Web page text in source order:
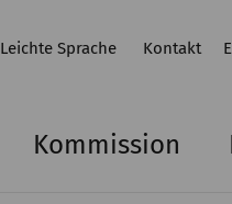
Leichte Sprache Kontakt
Kommission